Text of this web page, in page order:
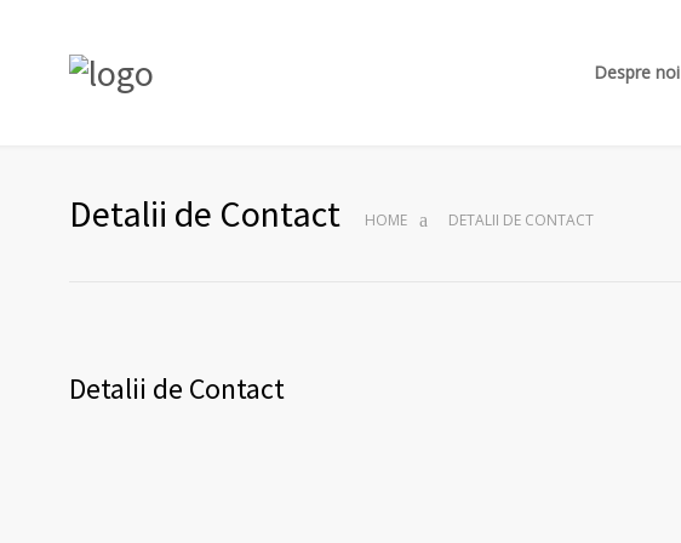
Despre noi
Detalii de Contact HOME DETALII DE CONTACT
Detalii de Contact